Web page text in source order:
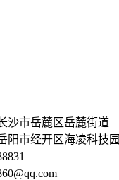
沙市岳麓区岳麓街道
阳市经开区海凌科技园